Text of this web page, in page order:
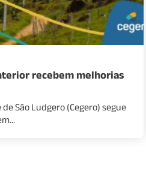
recebem melhorias
São Ludgero (Cegero) segue